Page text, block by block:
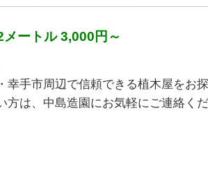
ートル 3,000円～
幸手市周辺で信頼できる植木屋をお探
方は、中島造園にお気軽にご連絡くだ